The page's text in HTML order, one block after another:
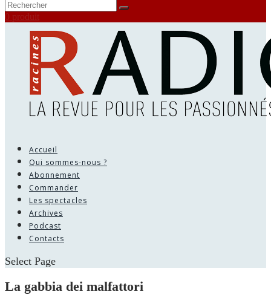
0 produit
Accueil
Qui sommes-nous ?
Abonnement
Commander
Les spectacles
Archives
Podcast
Contacts
Select Page
La gabbia dei malfattori